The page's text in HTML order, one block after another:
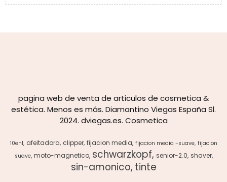
pagina web de venta de articulos de cosmetica &
estética. Menos es más. Diamantino Viegas España Sl.
2024. dviegas.es. Cosmetica
10en1 afeitadora clipper fijacion media fijacion media -suave fijacion
suave moto-magnetico schwarzkopf senior-2.0 shaver
sin-amonico tinte